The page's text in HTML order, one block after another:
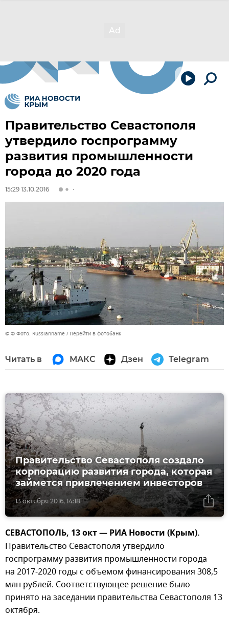
Правительство Севастополя
утвердило госпрограмму
развития промышленности
города до 2020 года
15:29 13.10.2016
© © Фото: Russianname Перейти в фотобанк
Читать в МАКС Дзен Telegram
13 октября 2016, 14:18
Правительство Севастополя создало
корпорацию развития города, которая
займется привлечением инвесторов
СЕВАСТОПОЛЬ, 13 окт — РИА Новости (Крым).
Правительство Севастополя утвердило
госпрограмму развития промышленности города
на 2017-2020 годы с объемом финансирования 308,5
млн рублей. Соответствующее решение было
принято на заседании правительства Севастополя 13
октября.